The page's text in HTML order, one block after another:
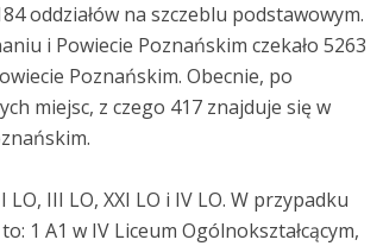
oddziałów na szczeblu podstawowym.
i Powiecie Poznańskim czekało 5263
Poznańskim. Obecnie, po
miejsc, z czego 417 znajduje się w
III LO, XXI LO i IV LO. W przypadku
1 A1 w IV Liceum Ogólnokształcącym,